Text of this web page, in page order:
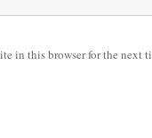
in this browser for the next